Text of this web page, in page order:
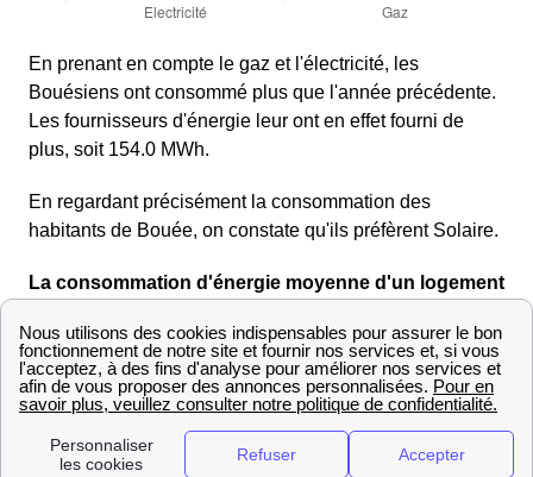
En prenant en compte le gaz et l'électricité, les
Bouésiens ont consommé plus que l'année précédente.
Les fournisseurs d'énergie leur ont en effet fourni de
plus, soit 154.0 MWh.
En regardant précisément la consommation des
habitants de Bouée, on constate qu'ils préfèrent Solaire.
La consommation d'énergie moyenne d'un logement
Usagers Consommation par an
Bouésiens 3554 MWh